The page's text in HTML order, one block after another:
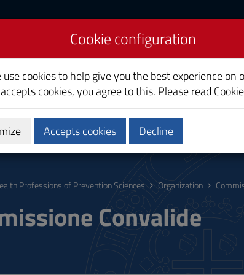
of Prevention
Calendars and Timetable
Professions of Prevention Sciences Organization
Convalide
Cookie configuration
use cookies to help give you the best experience on
cookies, you agree to this. Please read
Accepts cookies Decline